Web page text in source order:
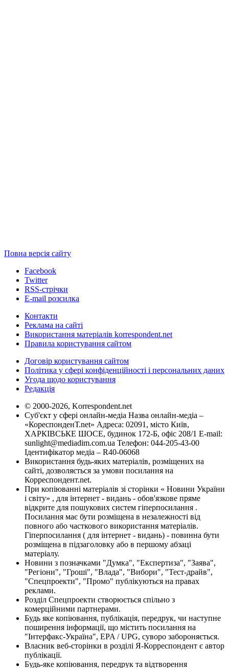
Повна версія сайту
Facebook
Twitter
RSS-стрічки
E-mail розсилка
Контакти
Реклама на сайті
Використання матеріалів korrespondent.net
Правила користування сайтом
Договір користування сайтом
Політика у сфері конфіденційності і персональних даних
Угода щодо користування
Редакція
© 2000-2026, Korrespondent.net
Суб'єкт у сфері онлайн-медіа Назва онлайн-медіа –
«КореспонденТ.net» Адреса: 02091, місто Київ,
ХАРКІВСЬКЕ ШОСЕ, будинок 172-Б, офіс 208/1 E-mail:
sunlight@mediadim.com.ua Телефон: 044-205-43-00
Ідентифікатор медіа – R40-06068
Використання будь-яких матеріалів, розміщених на
сайті, дозволяється за умови посилання на
Корреспондент.net.
При копіюванні матеріалів зі сторінки « Новини України
і світу» , для інтернет - видань - обов'язкове пряме
відкрите для пошукових систем гіперпосилання .
Посилання має бути розміщена в незалежності від
повного або часткового використання матеріалів.
Гіперпосилання ( для інтернет - видань) - повинна бути
розміщена в підзаголовку або в першому абзаці
матеріалу.
Новини з позначками "Думка", "Експертиза", "Заява",
"Регіони", "Гроші", "Влада", "Вибори", "Тест-драйв",
"Спецпроекти", "Промо" публікуються на правах
реклами.
Розділ Спецпроекти створюється спільно з
комерційними партнерами.
Будь яке копіювання, публікація, передрук, чи наступне
поширення інформації, що містить посилання на
"Інтерфакс-Україна", EPA / UPG, суворо забороняється.
Власник веб-сторінки в розділі Я-Корреспондент є автор
публікації.
Будь-яке копіювання, передрук та відтворення